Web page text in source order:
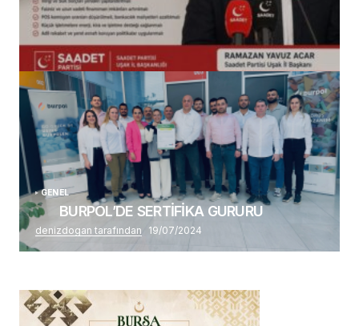
(başlıksız)
Alaattin Karahan tarafından 14/07/2026
GENEL
BURPOL’DE SERTİFİKA GURURU
denizdogan tarafından 19/07/2024